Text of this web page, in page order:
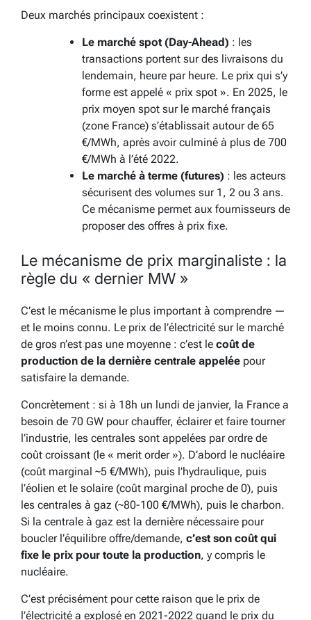
Deux marchés principaux coexistent :
Le marché spot (Day-Ahead) : les
transactions portent sur des livraisons du
lendemain, heure par heure. Le prix qui s’y
forme est appelé « prix spot ». En 2025, le
prix moyen spot sur le marché français
(zone France) s’établissait autour de 65
€/MWh, après avoir culminé à plus de 700
€/MWh à l’été 2022.
Le marché à terme (futures) : les acteurs
sécurisent des volumes sur 1, 2 ou 3 ans.
Ce mécanisme permet aux fournisseurs de
proposer des offres à prix fixe.
Le mécanisme de prix marginaliste : la
règle du « dernier MW »
C’est le mécanisme le plus important à comprendre —
et le moins connu. Le prix de l’électricité sur le marché
de gros n’est pas une moyenne : c’est le coût de
production de la dernière centrale appelée pour
satisfaire la demande.
Concrètement : si à 18h un lundi de janvier, la France a
besoin de 70 GW pour chauffer, éclairer et faire tourner
l’industrie, les centrales sont appelées par ordre de
coût croissant (le « merit order »). D’abord le nucléaire
(coût marginal ~5 €/MWh), puis l’hydraulique, puis
l’éolien et le solaire (coût marginal proche de 0), puis
les centrales à gaz (~80-100 €/MWh), puis le charbon.
Si la centrale à gaz est la dernière nécessaire pour
boucler l’équilibre offre/demande, c’est son coût qui
fixe le prix pour toute la production, y compris le
nucléaire.
C’est précisément pour cette raison que le prix de
l’électricité a explosé en 2021-2022 quand le prix du